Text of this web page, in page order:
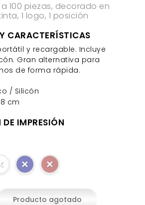
100 piezas, decorado en
1 logo, 1 posición
CARACTERÍSTICAS
y recargable. Incluye
Gran alternativa para
de forma rápida.
/ Silicón
cm
IMPRESIÓN
✕ ✕
Producto agotado